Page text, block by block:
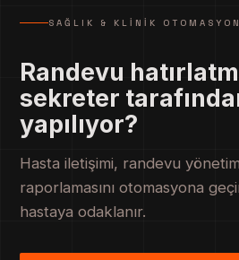
SAĞLIK & KLINIK
Randevu
sekreter
yapılıyor?
Hasta iletişimi, randevu
raporlamasını otomasyona
hastaya odaklanır.